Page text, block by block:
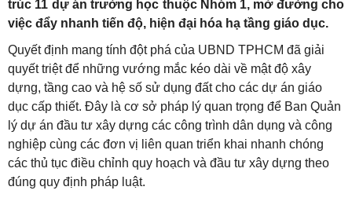
trúc 11 dự án trường học thuộc Nhóm 1, mở đường cho
việc đẩy nhanh tiến độ, hiện đại hóa hạ tầng giáo dục.
Quyết định mang tính đột phá của UBND TPHCM đã giải
quyết triệt để những vướng mắc kéo dài về mật độ xây
dựng, tầng cao và hệ số sử dụng đất cho các dự án giáo
dục cấp thiết. Đây là cơ sở pháp lý quan trọng để Ban Quản
lý dự án đầu tư xây dựng các công trình dân dụng và công
nghiệp cùng các đơn vị liên quan triển khai nhanh chóng
các thủ tục điều chỉnh quy hoạch và đầu tư xây dựng theo
đúng quy định pháp luật.